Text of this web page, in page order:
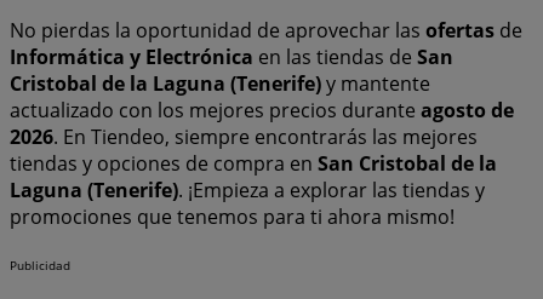
No pierdas la oportunidad de aprovechar las ofertas de
Informática y Electrónica en las tiendas de San
Cristobal de la Laguna (Tenerife)y mantente
actualizado con los mejores precios durante agosto de
2026. En Tiendeo, siempre encontrarás las mejores
tiendas y opciones de compra en San Cristobal de la
Laguna (Tenerife). ¡Empieza a explorar las tiendas y
promociones que tenemos para ti ahora mismo!
Publicidad